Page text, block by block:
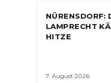
NÜRENSDORF:
LAMPRECHT
HITZE
7. August 2026